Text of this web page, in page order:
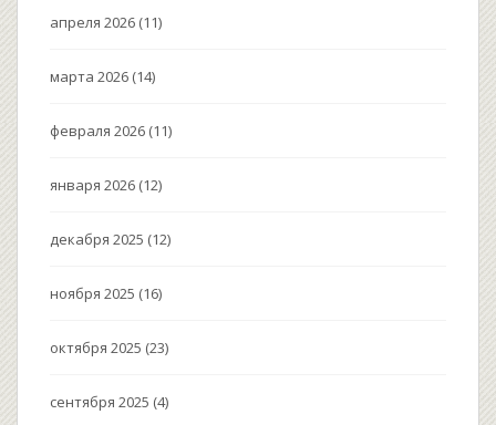
апреля 2026 (11)
марта 2026 (14)
февраля 2026 (11)
января 2026 (12)
декабря 2025 (12)
ноября 2025 (16)
октября 2025 (23)
сентября 2025 (4)